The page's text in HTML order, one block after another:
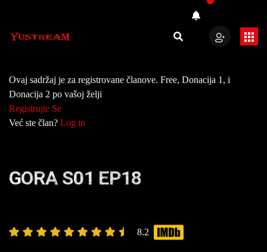
Ovaj sadržaj je za registrovane članove. Free, Donacija 1, i
Donacija 2 po vašoj želji
Registrujte Se
Već ste član? Log in
GORA S01 EP18
8.2